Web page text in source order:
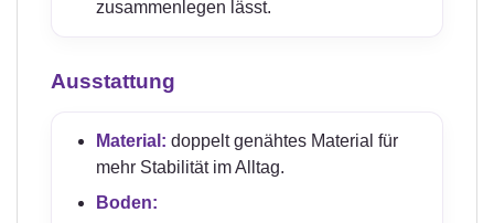
zusammenlegen lässt.
Ausstattung
Material: doppelt genähtes Material für
mehr Stabilität im Alltag.
Boden: